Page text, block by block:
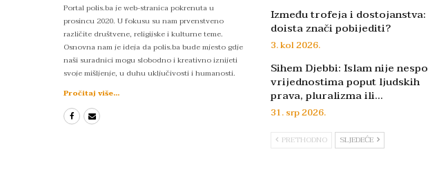
Portal polis.ba je web-stranica pokrenuta u
prosincu 2020. U fokusu su nam prvenstveno
različite društvene, religijske i kulturne teme.
Osnovna nam je ideja da polis.ba bude mjesto gdje
naši suradnici mogu slobodno i kreativno iznijeti
svoje mišljenje, u duhu uključivosti i humanosti.
Pročitaj više...
Između trofeja i dostojanstva:
doista znači pobijediti?
3. kol 2026.
Sihem Djebbi: Islam nije
vrijednostima poput ljudskih
prava, pluralizma ili…
31. srp 2026.
PRETHODNO SLJEDEĆE